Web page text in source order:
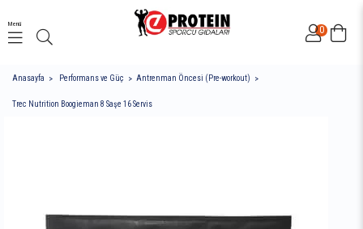
0
Menü
Anasayfa Performans ve Güç Antrenman Öncesi (Pre-workout)
Trec Nutrition Boogieman 8 Saşe 16 Servis